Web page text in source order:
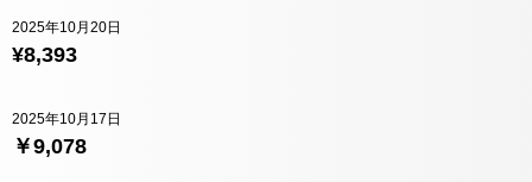
¥8,393
2025年10月20日
￥9,078
2025年10月17日